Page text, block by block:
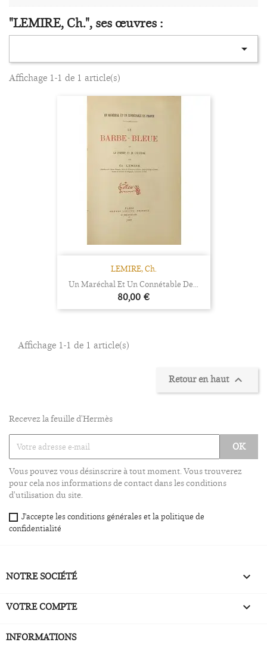
"LEMIRE, Ch.", ses œuvres :

Affichage 1-1 de 1 article(s)
LEMIRE, Ch.
Un Maréchal Et Un Connétable De...
Prix
80,00 €
Affichage 1-1 de 1 article(s)
Retour en haut 
Recevez la feuille d'Hermès
Vous pouvez vous désinscrire à tout moment. Vous trouverez
pour cela nos informations de contact dans les conditions
d'utilisation du site.
J'accepte les conditions générales et la politique de
confidentialité
NOTRE SOCIÉTÉ 
VOTRE COMPTE 
INFORMATIONS